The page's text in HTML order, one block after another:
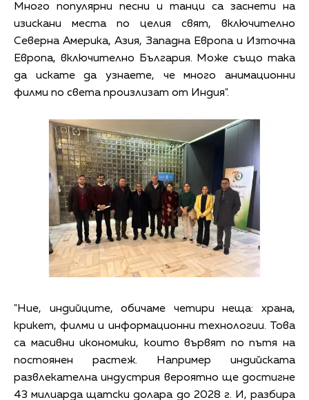
Много популярни песни и танци са заснети на
изискани места по целия свят, включително
Северна Америка, Азия, Западна Европа и Източна
Европа, включително България. Може също така
да искате да узнаете, че много анимационни
филми по света произлизат от Индия".
"Ние, индийците, обичаме четири неща: храна,
крикет, филми и информационни технологии. Това
са масивни икономики, които вървят по пътя на
постоянен растеж. Например индийската
развлекателна индустрия вероятно ще достигне
43 милиарда щатски долара до 2028 г. И, разбира